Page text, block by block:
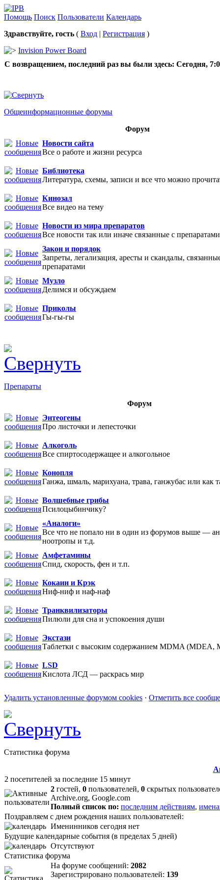
Помощь Поиск Пользователи Календарь
Здравствуйте, гость ( Вход | Регистрация )
Invision Power Board
С возвращением, последний раз вы были здесь: Сегодня,
Общеинформационные форумы
Форум
Новости сайта
Все о работе и жизни ресурса
Библиотека
Литература, схемы, записи и все что можно
Кинозал
Все видео на тему
Новости из мира препаратов
Все новости так или иначе связанные с препаратами
Закон и порядок
Запреты, легализация, аресты и скандалы,
препаратами
Музло
Делимся и обсуждаем
Приколы
Гы-гы-гы
Препараты
Форум
Энтеогены
Про листочки и лепесточки
Алкоголь
Все спиртосодержащее и алкогольное
Конопля
Ганжа, шмаль, марихуана, трава, ганжубас или как
Волшебные грибы
Псилоцыбинчику?
«Аналоги»
Все что не попало ни в один из форумов выше —
ноотропы и т.д.
Амфетамины
Спид, скорость, фен и т.п.
Кокаин и Крэк
Ниф-ниф и наф-наф
Транквилизаторы
Пилюли для сна и успокоения души
Экстази
Таблетки с высоким содержанием MDMA (MDEA,
LSD
Кислота ЛСД — раскрась мир
Удалить установленные форумом cookies · Отметить все
Статистика форума
2 посетителей за последние 15 минут
2 гостей, 0 пользователей, 0 скрытых
Archive.org, Google.com
Полный список по: последним действиям,
Поздравляем с днем рождения наших пользователей:
Именинников сегодня нет
Будущие календарные события (в пределах 5 дней)
Отсутствуют
Статистика форума
На форуме сообщений: 2082
Зарегистрировано пользователей: 139